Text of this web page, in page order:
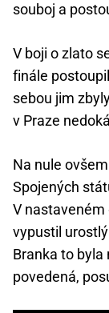
souboj a
V boji o zlato
finále
sebou jim
v Praze
Na nule
Spojených
V nastaveném
vypustil
Branka to byla
povedená,